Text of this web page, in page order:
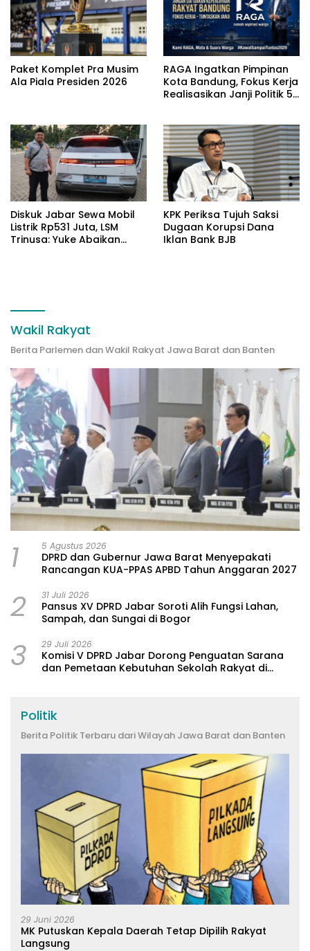
Paket Komplet Pra Musim
Ala Piala Presiden 2026
RAGA Ingatkan Pimpinan
Kota Bandung, Fokus Kerja
Realisasikan Janji Politik 5
Diskuk Jabar Sewa Mobil
Listrik Rp531 Juta, LSM
Trinusa: Yuke Abaikan
KPK Periksa Tujuh Saksi
Dugaan Korupsi Dana
Iklan Bank BJB
Wakil Rakyat
Berita Parlemen dan Wakil Rakyat Jawa Barat dan Banten
1 5 Agustus 2026
DPRD dan Gubernur Jawa Barat Menyepakati
Rancangan KUA-PPAS APBD Tahun Anggaran 2027
2 31 Juli 2026
Pansus XV DPRD Jabar Soroti Alih Fungsi Lahan,
Sampah, dan Sungai di Bogor
3 29 Juli 2026
Komisi V DPRD Jabar Dorong Penguatan Sarana
dan Pemetaan Kebutuhan Sekolah Rakyat di
Politik
Berita Politik Terbaru dari Wilayah Jawa Barat dan Banten
29 Juni 2026
MK Putuskan Kepala Daerah Tetap Dipilih Rakyat
Langsung